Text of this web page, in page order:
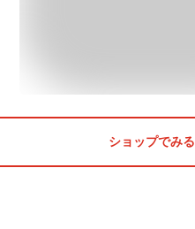
ショップでみる